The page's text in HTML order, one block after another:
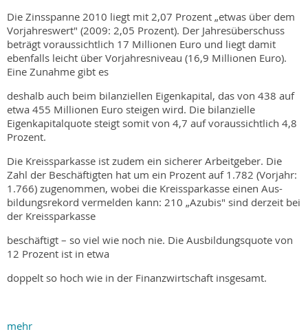
Die Zinsspanne 2010 liegt mit 2,07 Prozent „etwas über dem
Vorjahreswert" (2009: 2,05 Prozent). Der Jahresüberschuss
beträgt voraussichtlich 17 Millionen Euro und liegt damit
ebenfalls leicht über Vorjahresniveau (16,9 Millionen Euro).
Eine Zunahme gibt es
deshalb auch beim bilanziellen Eigenkapital, das von 438 auf
etwa 455 Millionen Euro steigen wird. Die bilanzielle
Eigenkapitalquote steigt somit von 4,7 auf voraussichtlich 4,8
Prozent.
Die Kreissparkasse ist zudem ein sicherer Arbeitgeber. Die
Zahl der Beschäftigten hat um ein Prozent auf 1.782 (Vorjahr:
1.766) zugenommen, wobei die Kreissparkasse einen Aus-
bildungsrekord vermelden kann: 210 „Azubis" sind derzeit bei
der Kreissparkasse
beschäftigt – so viel wie noch nie. Die Ausbildungsquote von
12 Prozent ist in etwa
doppelt so hoch wie in der Finanzwirtschaft insgesamt.
mehr